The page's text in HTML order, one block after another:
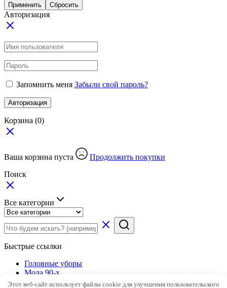
Применить
Сбросить
Авторизация
Запомнить меня Забыли свой пароль?
Авторизация
Корзина (0)
Ваша корзина пуста
Продолжить покупки
Поиск
Все категории
Быстрые ссылки
Головные уборы
Мода 90-х
Обувь
Этот веб-сайт использует файлы cookie для улучшения пользовательского